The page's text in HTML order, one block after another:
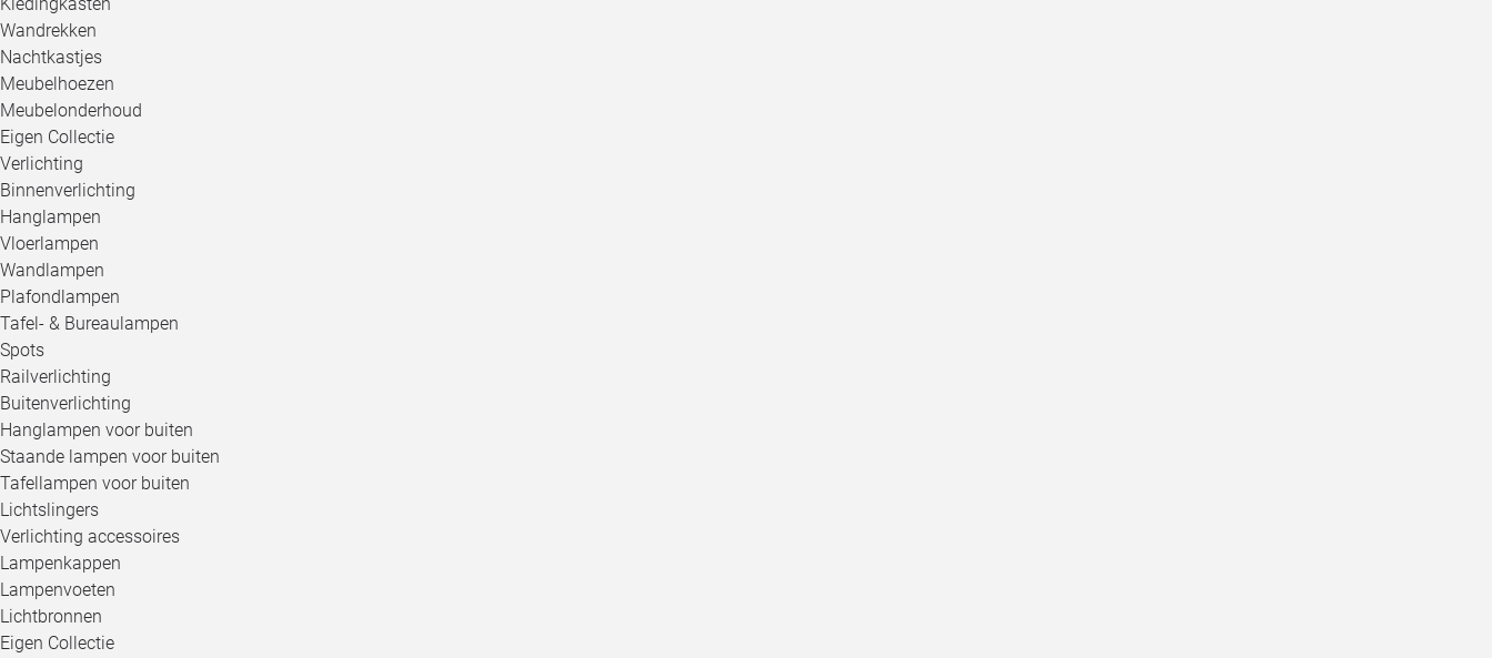
Wandrekken
Nachtkastjes
Meubelhoezen
Meubelonderhoud
Eigen Collectie
Verlichting
Binnenverlichting
Hanglampen
Vloerlampen
Wandlampen
Plafondlampen
Tafel- & Bureaulampen
Spots
Railverlichting
Buitenverlichting
Hanglampen voor buiten
Staande lampen voor buiten
Tafellampen voor buiten
Lichtslingers
Verlichting accessoires
Lampenkappen
Lampenvoeten
Lichtbronnen
Eigen Collectie